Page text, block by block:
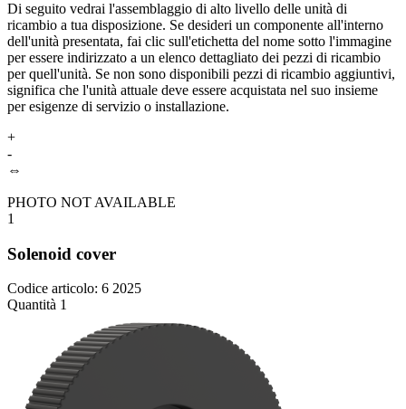
Di seguito vedrai l'assemblaggio di alto livello delle unità di
ricambio a tua disposizione. Se desideri un componente all'interno
dell'unità presentata, fai clic sull'etichetta del nome sotto l'immagine
per essere indirizzato a un elenco dettagliato dei pezzi di ricambio
per quell'unità. Se non sono disponibili pezzi di ricambio aggiuntivi,
significa che l'unità attuale deve essere acquistata nel suo insieme
per esigenze di servizio o installazione.
+
-
⇔
PHOTO NOT AVAILABLE
1
Solenoid cover
Codice articolo: 6 2025
Quantità 1